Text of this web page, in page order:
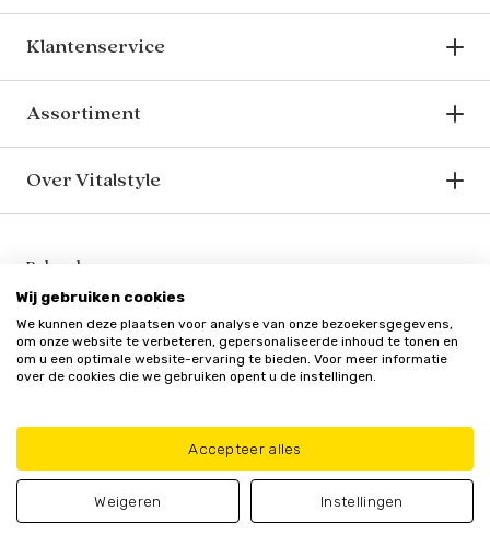
Klantenservice
Assortiment
Over Vitalstyle
Bekend van o.a.
Wij gebruiken cookies
We kunnen deze plaatsen voor analyse van onze bezoekersgegevens,
om onze website te verbeteren, gepersonaliseerde inhoud te tonen en
om u een optimale website-ervaring te bieden. Voor meer informatie
over de cookies die we gebruiken opent u de instellingen.
Accepteer alles
Weigeren Instellingen